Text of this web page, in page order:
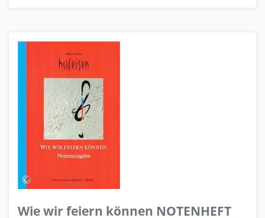
Wie wir feiern können NOTENHEFT